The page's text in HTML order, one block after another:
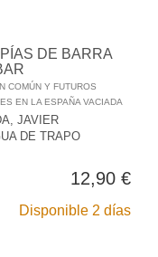
DE BARRA
COMÚN Y FUTUROS
EN LA ESPAÑA VACIADA
JAVIER
DE TRAPO
12,90 €
Disponible 2 días